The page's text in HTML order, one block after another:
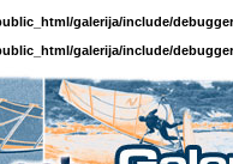
galerija/include/
galerija/include/